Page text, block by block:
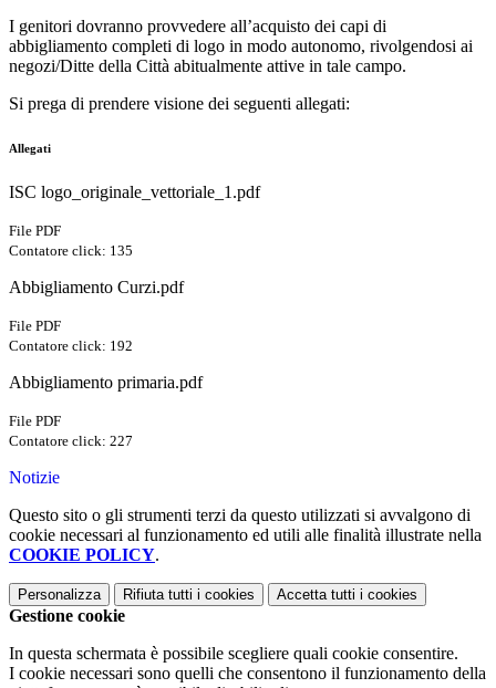
I genitori dovranno provvedere all’acquisto dei capi di
abbigliamento completi di logo in modo autonomo, rivolgendosi ai
negozi/Ditte della Città abitualmente attive in tale campo.
Si prega di prendere visione dei seguenti allegati:
Allegati
ISC logo_originale_vettoriale_1.pdf
File PDF
Contatore click: 135
Abbigliamento Curzi.pdf
File PDF
Contatore click: 192
Abbigliamento primaria.pdf
File PDF
Contatore click: 227
Notizie
Questo sito o gli strumenti terzi da questo utilizzati si avvalgono di
cookie necessari al funzionamento ed utili alle finalità illustrate nella
COOKIE POLICY.
Personalizza Rifiuta tutti i cookies Accetta tutti i cookies
Gestione cookie
In questa schermata è possibile scegliere quali cookie consentire.
I cookie necessari sono quelli che consentono il funzionamento della